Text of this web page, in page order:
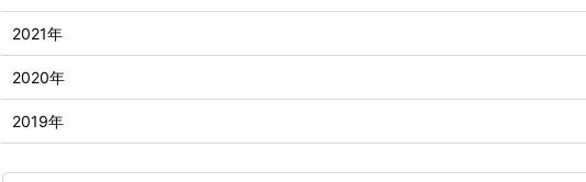
2021年
2020年
2019年